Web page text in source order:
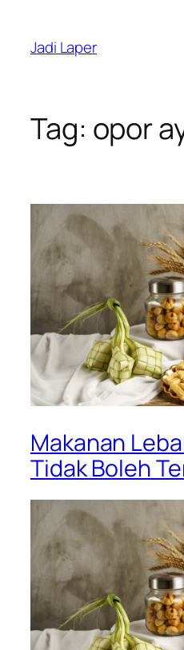
content
Jadi Laper
Tag: opor
Makanan
Tidak Boleh